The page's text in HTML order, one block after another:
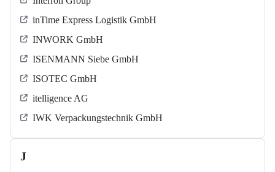
inTime Express Logistik GmbH
INWORK GmbH
ISENMANN Siebe GmbH
ISOTEC GmbH
itelligence AG
IWK Verpackungstechnik GmbH
J